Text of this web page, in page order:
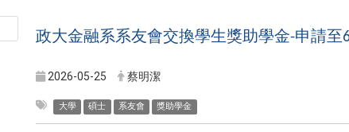
政大金融系系友會交換學生獎助學金-申請至
2026-05-25 蔡明潔
大學 碩士 系友會 獎助學金